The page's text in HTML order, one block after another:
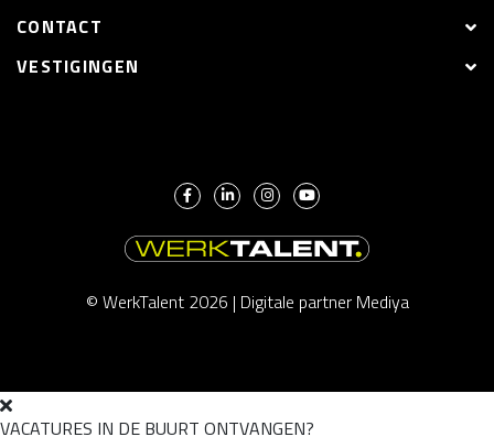
CONTACT
VESTIGINGEN
© WerkTalent 2026 | Digitale partner Mediya
VACATURES IN DE BUURT ONTVANGEN?